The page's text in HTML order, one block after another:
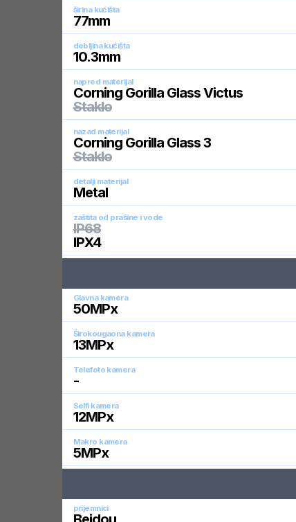
širina kućišta
77mm
debljina kućišta
10.3mm
napred materijal
Corning Gorilla Glass Victus
Staklo
nazad materijal
Corning Gorilla Glass 3
Staklo
detalji materijal
Metal
zaštita od prašine i vode
IP68
IPX4
Glavna kamera
50MPx
Širokougaona kamera
13MPx
Telefoto kamera
-
Selfi kamera
12MPx
Makro kamera
5MPx
prijemnici